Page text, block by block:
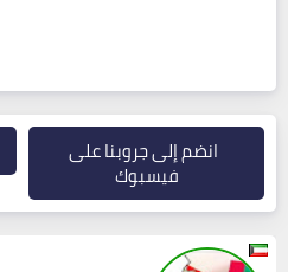
انضم إلى جروبنا على
فيسبوك